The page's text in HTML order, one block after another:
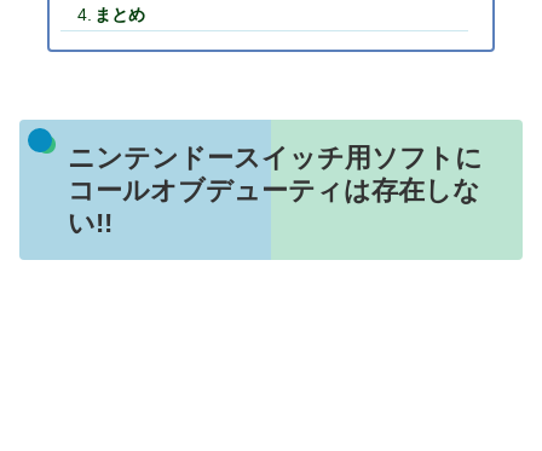
まとめ
ニンテンドースイッチ用ソフトに
コールオブデューティは存在しな
い!!